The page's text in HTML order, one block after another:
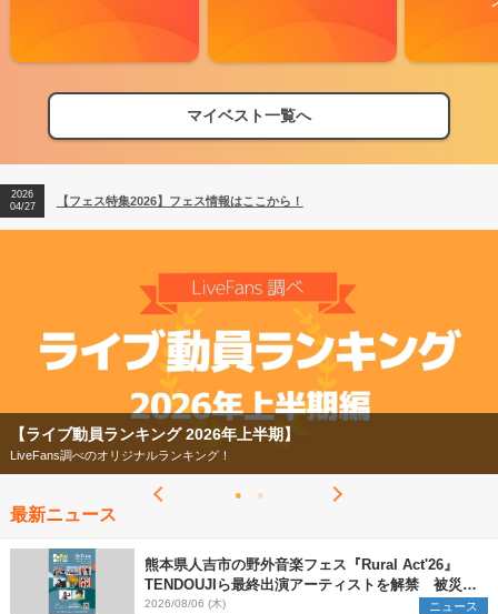
マイベスト一覧へ
【フェス特集2026】フェス情報はここから！
【ライブ動員ランキング】2026年上半期編発表！
2026
04/27
【フェス特集2026】フェス情報はここから！
2026
【ライブ動員ランキング 2026年上半期】
LiveFans調べのオリジナルランキング！
最新ニュース
熊本県人吉市の野外音楽フェス『Rural Act'26』
TENDOUJIら最終出演アーティストを解禁 被災地
支援プロジェクトの始動も発表
2026/08/06 (木) ニュース